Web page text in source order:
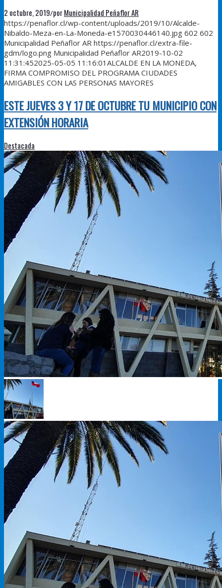
2 octubre, 2019/porMunicipalidad Peñaflor AR
https://penaflor.cl/wp-content/uploads/2019/10/Alcalde-
Nibaldo-Meza-en-La-Moneda-e1570030446140.jpg 602 602
Municipalidad Peñaflor AR https://penaflor.cl/extra-file-
gdm/logo.png Municipalidad Peñaflor AR2019-10-02
11:31:452025-05-05 11:16:01 ALCALDE EN LA MONEDA,
FIRMA COMPROMISO DEL PROGRAMA CIUDADES
AMIGABLES CON LAS PERSONAS MAYORES
ESTE JUEVES 3 Y 17 DE OCTUBRE TU MUNICIPIO CON
EXTENSIÓN HORARIA
Destacada